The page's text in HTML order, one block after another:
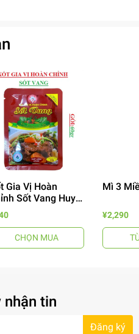
Gia Vị Hoàn
Sốt Vang Huy
CHỌN MUA
Mì 3
¥2,290
tin
Đăng ký